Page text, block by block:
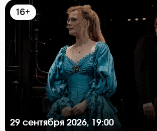
16+
29 сентября 2026, 19:00